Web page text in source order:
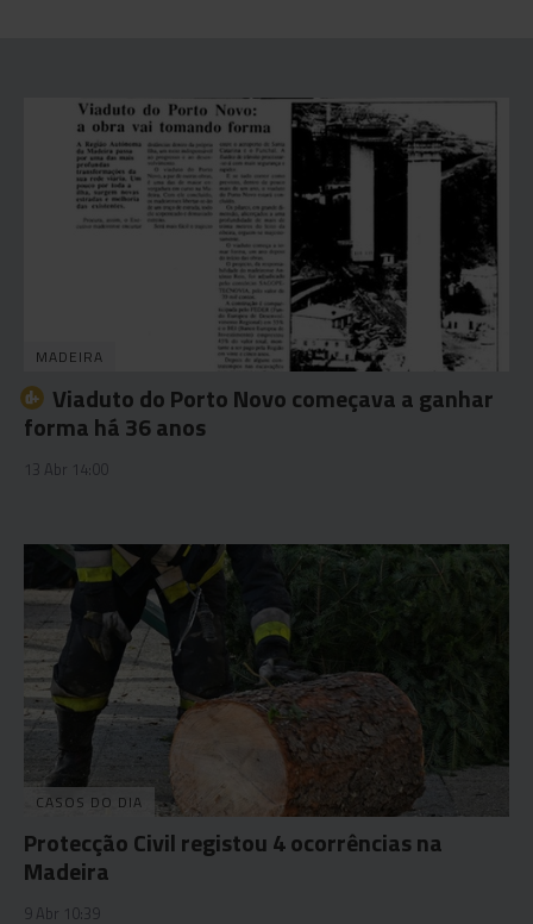
MADEIRA
Viaduto do Porto Novo começava a ganhar
forma há 36 anos
13 Abr 14:00
CASOS DO DIA
Protecção Civil registou 4 ocorrências na
Madeira
9 Abr 10:39